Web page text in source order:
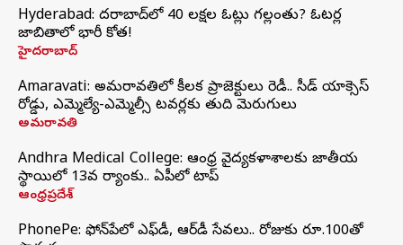
Hyderabad: హైదరాబాద్‌లో 40 లక్షల ఓట్లు గల్లంతు? ఓటర్ల
జాబితాలో భారీ కోత!
హైదరాబాద్
Amaravati: అమరావతిలో కీలక ప్రాజెక్టులు రెడీ.. సీడ్‌ యాక్సెస్‌
రోడ్డు, ఎమ్మెల్యే-ఎమ్మెల్సీ టవర్లకు తుది మెరుగులు
అమరావతి
Andhra Medical College: ఆంధ్ర వైద్యకళాశాలకు జాతీయ
స్థాయిలో 13వ ర్యాంకు.. ఏపీలో టాప్
ఆంధ్రప్రదేశ్
PhonePe: ఫోన్‌పేలో ఎఫ్‌డీ, ఆర్‌డీ సేవలు.. రోజుకు రూ.100తో